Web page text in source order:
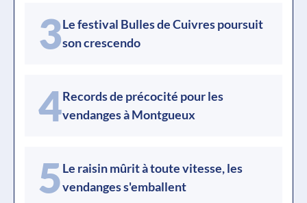
3Le festival Bulles de Cuivres poursuit
son crescendo
4Records de précocité pour les
vendanges à Montgueux
5Le raisin mûrit à toute vitesse, les
vendanges s'emballent